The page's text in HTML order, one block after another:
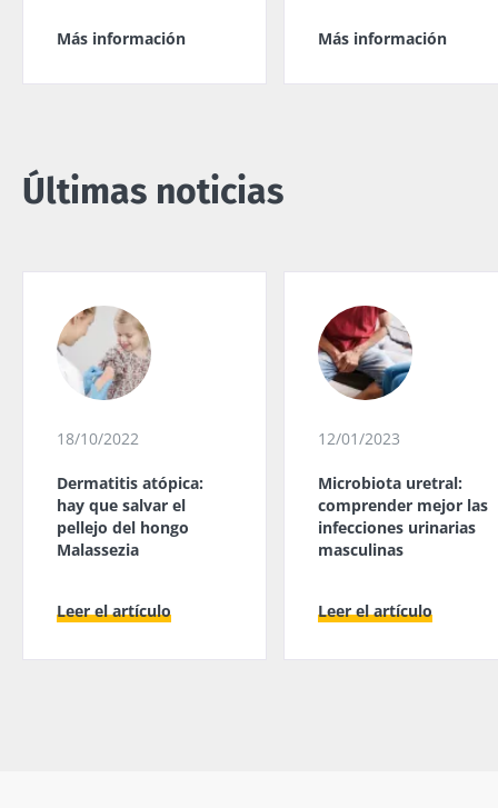
Más información Más información
Últimas noticias
18/10/2022
Dermatitis atópica:
hay que salvar el
pellejo del hongo
Malassezia
Leer el artículo
12/01/2023
Microbiota uretral:
comprender mejor las
infecciones urinarias
masculinas
Leer el artículo